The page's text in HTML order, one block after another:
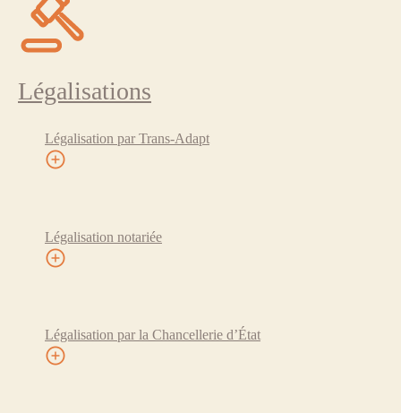
Légalisations
Légalisation par Trans-Adapt
Légalisation notariée
Légalisation par la Chancellerie d’État